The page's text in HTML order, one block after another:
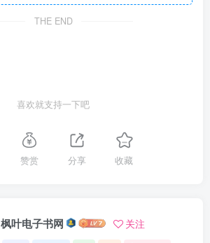
THE END
喜欢就支持一下吧
赞赏 分享 收藏
枫叶电子书网 关注